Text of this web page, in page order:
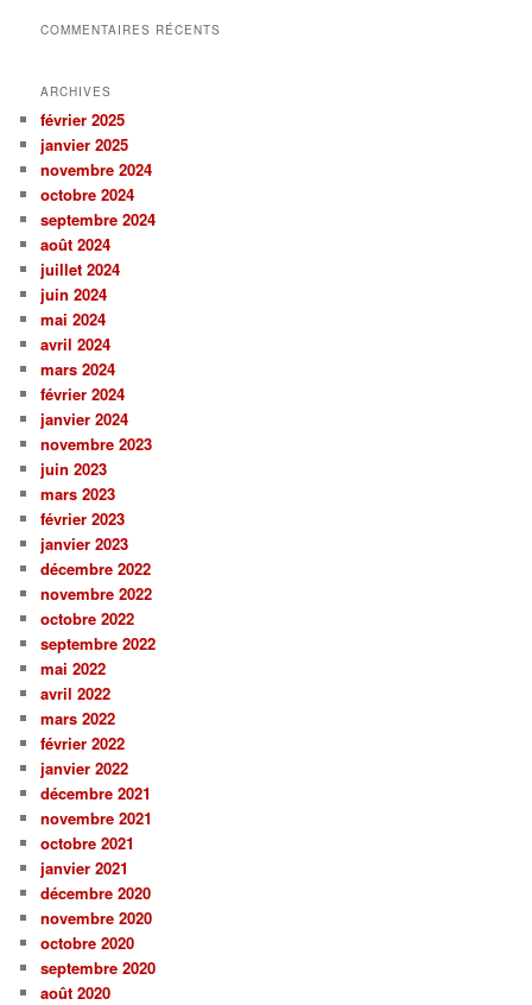
COMMENTAIRES RÉCENTS
ARCHIVES
février 2025
janvier 2025
novembre 2024
octobre 2024
septembre 2024
août 2024
juillet 2024
juin 2024
mai 2024
avril 2024
mars 2024
février 2024
janvier 2024
novembre 2023
juin 2023
mars 2023
février 2023
janvier 2023
décembre 2022
novembre 2022
octobre 2022
septembre 2022
mai 2022
avril 2022
mars 2022
février 2022
janvier 2022
décembre 2021
novembre 2021
octobre 2021
janvier 2021
décembre 2020
novembre 2020
octobre 2020
septembre 2020
août 2020